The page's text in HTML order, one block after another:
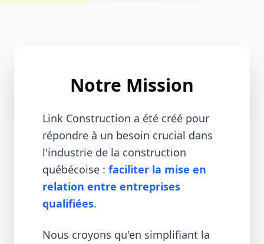
Notre Mission
Link Construction a été créé pour
répondre à un besoin crucial dans
l'industrie de la construction
québécoise : faciliter la mise en
relation entre entreprises
qualifiées.
Nous croyons qu'en simplifiant la